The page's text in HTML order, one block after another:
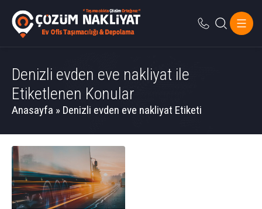
Denizli evden eve nakliyat ile
Etiketlenen Konular
Anasayfa » Denizli evden eve nakliyat Etiketi